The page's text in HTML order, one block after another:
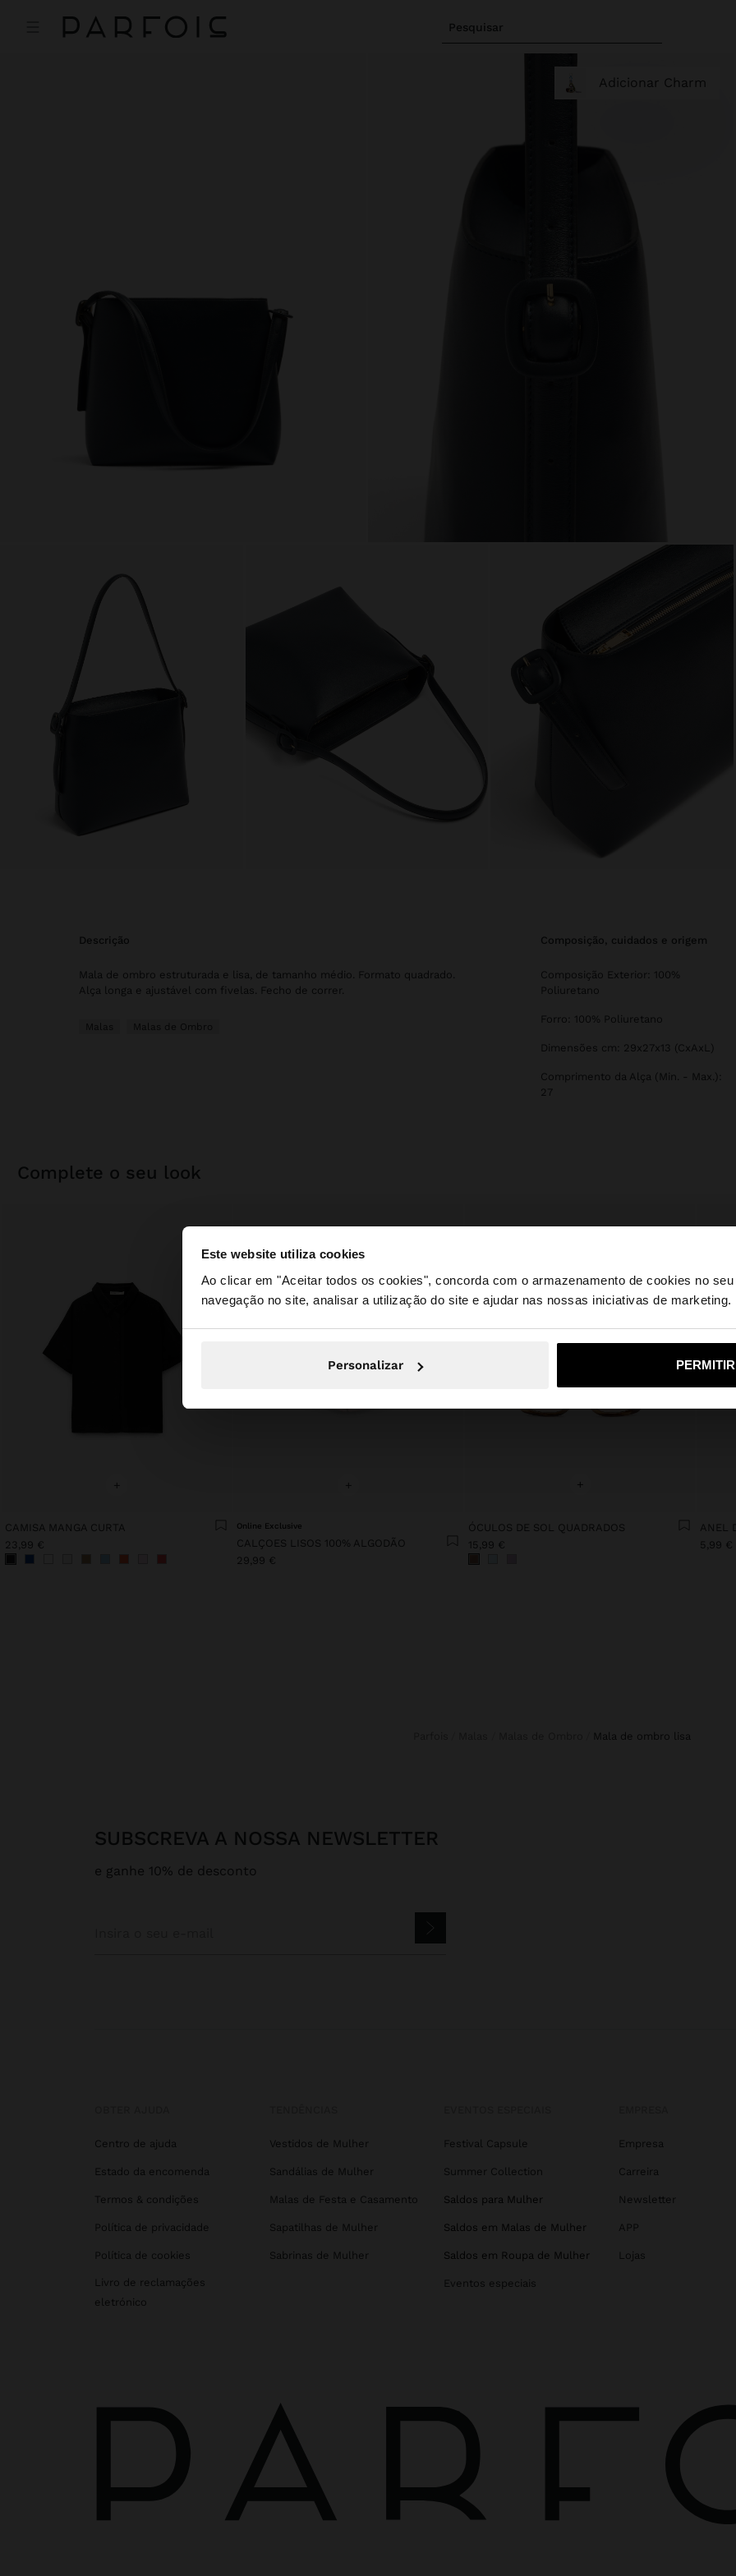
Este website utiliza cookies
Ao clicar em "Aceitar todos os cookies", concorda com o armazenamento de cookies no
navegação no site, analisar a utilização do site e ajudar nas nossas iniciativas de marketing.
Personalizar
Pesquisar
olá
Está a aceder ao site a partir de Portugal. Deseja navegar no nosso site
Sim,
Adicionar Charm
descrição
Mala de ombro estruturada e lisa, de tamanho médio. Formato quadrado.
Alça longa e ajustável com fivelas. Fecho de correr.
Malas de Ombro
composição, cuidados e origem
Composição Exterior: 100%
Poliuretano
Forro: 100% Poliuretano
Dimensões cm: 29x27x13 (CxAxL)
Comprimento da Alça (Min. - Max.):
27
complete o seu look
+
CAMISA MANGA CURTA
23,99 €
+
Online Exclusive
CALÇOES LISOS 100% ALGODÃO
29,99 €
+
ÓCULOS DE SOL QUADRADOS
15,99 €
ANEL
5,99 €
mala de ombro lisa
SUBSCREVA A NOSSA NEWSLETTER
e ganhe 10% de desconto
Centro de ajuda
Estado da encomenda
Termos & condições
Política de privacidade
Política de cookies
Livro de reclamações
eletrónico
Vestidos de Mulher
Sandálias de Mulher
Malas de Festa e Casamento
Sapatilhas de Mulher
Sabrinas de Mulher
Festival Capsule
Summer Collection
Saldos para Mulher
Saldos em Malas de Mulher
Saldos em Roupa de Mulher
Eventos especiais
Empresa
Carreira
Newsletter
APP
Lojas